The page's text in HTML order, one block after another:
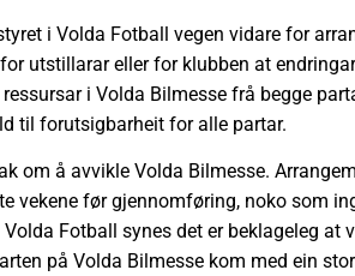
i Volda Fotball vegen vidare for
utstillarar eller for klubben at
i Volda Bilmesse frå begge
til forutsigbarheit for alle partar.
om å avvikle Volda Bilmesse.
vekene før gjennomføring, noko som
Fotball synes det er beklageleg at
på Volda Bilmesse kom med ein